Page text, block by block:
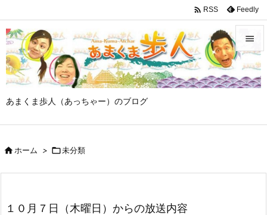
あまくま歩人（あっちゃー）のブログ


メニュ

 RSS Feedly
ホーム > 未分類
１０月７日（木曜日）からの放送内容